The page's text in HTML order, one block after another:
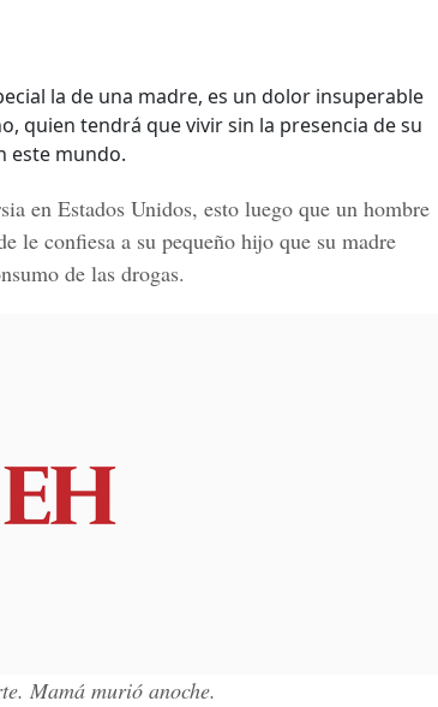
la de una madre, es un dolor insuperable
quien tendrá que vivir sin la presencia de su
este mundo.
en Estados Unidos, esto luego que un hombre
le confiesa a su pequeño hijo que su madre
de las drogas.
Mamá murió anoche.